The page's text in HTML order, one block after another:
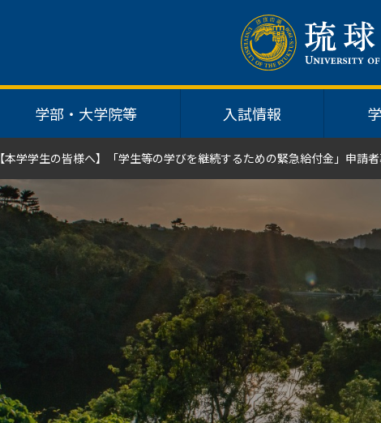
学部・大学院等 入試情報
【本学学生の皆様へ】「学生等の学びを継続するための緊急給付金」申請